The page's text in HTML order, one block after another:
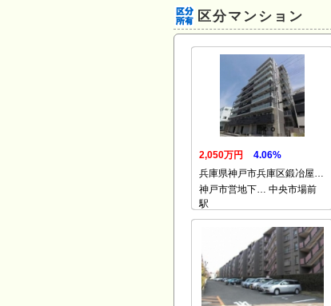
区分マンション
2,050万円
4.06%
兵庫県神戸市兵庫区鍛冶屋…
神戸市営地下… 中央市場前
駅